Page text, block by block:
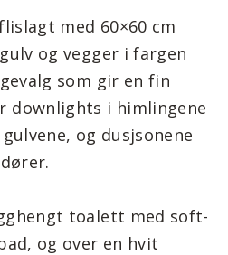
med 60×60 cm
og vegger i fargen
som gir en fin
downlights i himlingene
og dusjsonene
toalett med soft-
og over en hvit